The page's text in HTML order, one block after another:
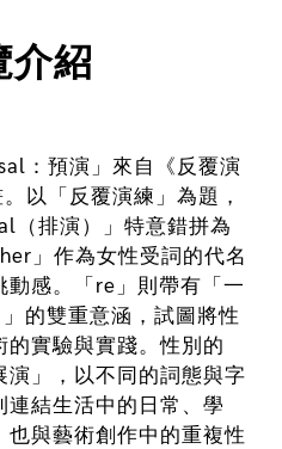
介紹
：預演」來自《反覆演
以「反覆演練」為題，
（排演）」特意錯拼為
」作為女性受詞的代名
感。「re」則帶有「一
的雙重意涵，試圖將性
的實驗與實踐。性別的
演」，以不同的詞態與字
結生活中的日常、學
與藝術創作中的重複性